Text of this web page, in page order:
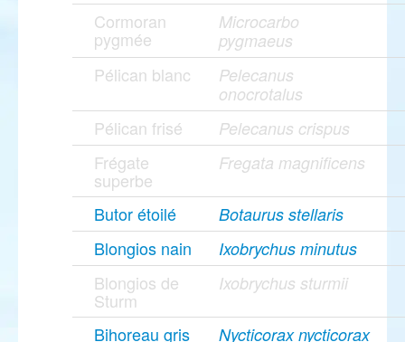
Cormoran
pygmée
Microcarbo
pygmaeus
Pélican blanc
Pelecanus
onocrotalus
Pélican frisé Pelecanus crispus
Frégate
superbe
Fregata magnificens
Butor étoilé Botaurus stellaris
Blongios nain Ixobrychus minutus
Blongios de
Sturm
Ixobrychus sturmii
Bihoreau gris Nycticorax nycticorax